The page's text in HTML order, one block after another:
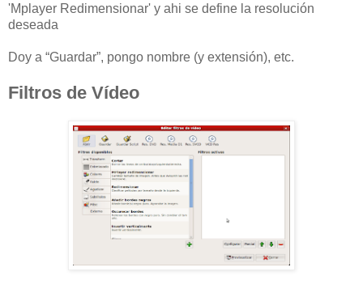
'Mplayer Redimensionar' y ahi se define la resolución
deseada
Doy a “Guardar”, pongo nombre (y extensión), etc.
Filtros de Vídeo